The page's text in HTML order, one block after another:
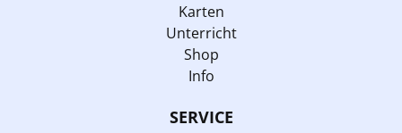
Karten
Unterricht
Shop
Info
SERVICE